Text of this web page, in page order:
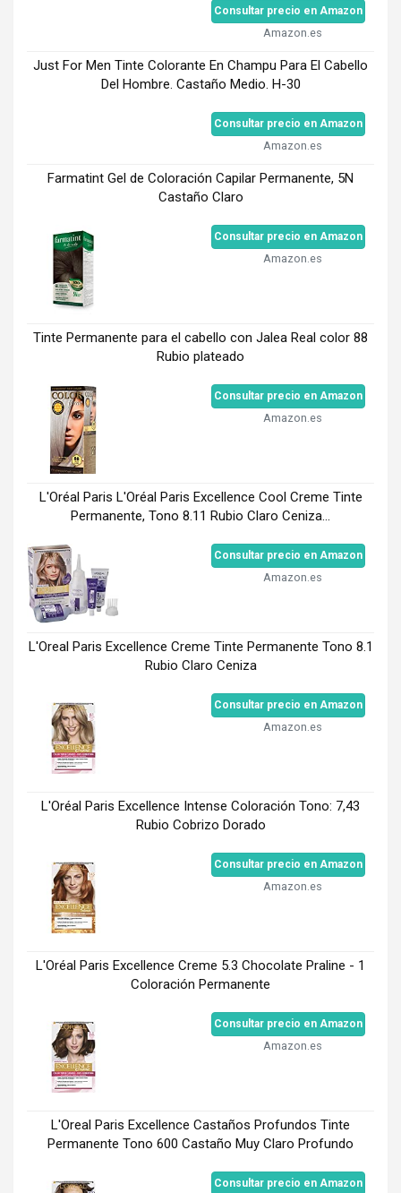
Consultar precio en Amazon
Amazon.es
Just For Men Tinte Colorante En Champu Para El Cabello
Del Hombre. Castaño Medio. H-30
Consultar precio en Amazon
Amazon.es
Farmatint Gel de Coloración Capilar Permanente, 5N
Castaño Claro
Consultar precio en Amazon
Amazon.es
Tinte Permanente para el cabello con Jalea Real color 88
Rubio plateado
Consultar precio en Amazon
Amazon.es
L'Oréal Paris L'Oréal Paris Excellence Cool Creme Tinte
Permanente, Tono 8.11 Rubio Claro Ceniza...
Consultar precio en Amazon
Amazon.es
L'Oreal Paris Excellence Creme Tinte Permanente Tono 8.1
Rubio Claro Ceniza
Consultar precio en Amazon
Amazon.es
L'Oréal Paris Excellence Intense Coloración Tono: 7,43
Rubio Cobrizo Dorado
Consultar precio en Amazon
Amazon.es
L'Oréal Paris Excellence Creme 5.3 Chocolate Praline - 1
Coloración Permanente
Consultar precio en Amazon
Amazon.es
L'Oreal Paris Excellence Castaños Profundos Tinte
Permanente Tono 600 Castaño Muy Claro Profundo
Consultar precio en Amazon